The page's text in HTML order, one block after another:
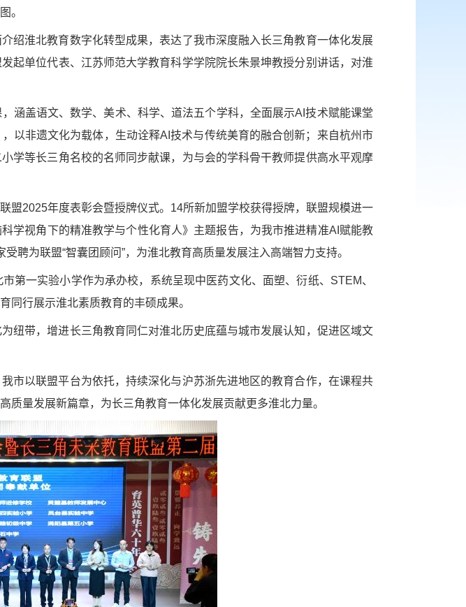
。
绍淮北教育数字化转型成果，表达了我市深度融入长三角教育一体化发展
起单位代表、江苏师范大学教育科学学院院长朱景坤教授分别讲话，对淮
涵盖语文、数学、美术、科学、道法五个学科，全面展示AI技术赋能课堂
以非遗文化为载体，生动诠释AI技术与传统美育的融合创新；来自杭州市
学等长三角名校的名师同步献课，为与会的学科骨干教师提供高水平观摩
盟2025年度表彰会暨授牌仪式。14所新加盟学校获得授牌，联盟规模进一
学视角下的精准教学与个性化育人》主题报告，为我市推进精准AI赋能教
聘为联盟“智囊团顾问”，为淮北教育高质量发展注入高端智力支持。
第一实验小学作为承办校，系统呈现中医药文化、面塑、衍纸、STEM、
同行展示淮北素质教育的丰硕成果。
纽带，增进长三角教育同仁对淮北历史底蕴与城市发展认知，促进区域文
市以联盟平台为依托，持续深化与沪苏浙先进地区的教育合作，在课程共
量发展新篇章，为长三角教育一体化发展贡献更多淮北力量。